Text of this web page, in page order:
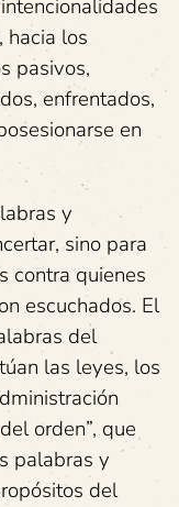
hacia los
pasivos,
enfrentados,
en
y
sino para
contra quienes
escuchados. El
del
las leyes, los
orden”, que
palabras y
del